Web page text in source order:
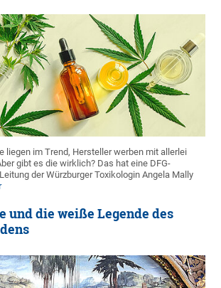
liegen im Trend, Hersteller werben mit allerlei
gibt es die wirklich? Das hat eine DFG-
der Würzburger Toxikologin Angela Mally
und die weiße Legende des